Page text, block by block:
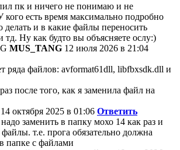
пк и ничего не понимаю и не
кого есть время максимально подробно
делать и в какие файлы переносить
тд. Ну как будто вы объясняете ослу:)
MUS_TANG 12 июля 2026 в 21:04
ряда файлов: avformat61dll, libfbxsdk.dll и
после того, как я заменила файл на
14 октября 2025 в 01:06 Ответить
заменить в папку мохо 14 как раз и
т.е. прога обязательно должна
папке с файлами